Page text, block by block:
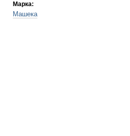
Марка:
Машека